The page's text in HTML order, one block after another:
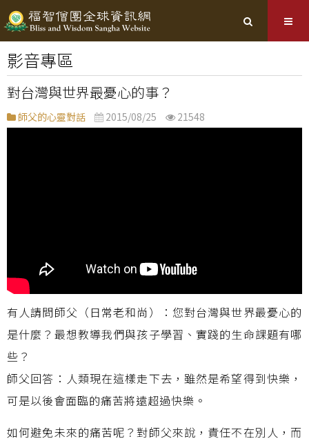
影音專區
對台灣與世界最憂心的事？
師父的心靈對話 2015/08/25 21548
有人請問師父（日常老和尚）：您對台灣與世界最憂心的
是什麼？最想教導我們與孩子學習、實踐的生命課題有哪
些？
師父回答：人類現在這樣走下去，雖然是希望得到快樂，
可是以後會面臨的痛苦將遠超過快樂。
如何避免未來的痛苦呢？對師父來說，責任不在別人，而